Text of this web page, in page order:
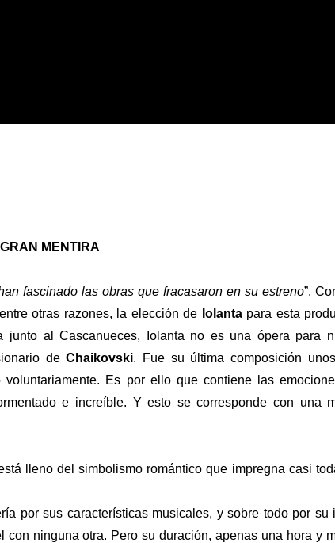
MENTIRA
fascinado las obras que fracasaron en su estreno”.
otras razones, la elección de Iolantapara esta
junto al Cascanueces, Iolanta no es una ópera para
deChaikovski. Fue su última composición
voluntariamente. Es por ello que contiene las
e increíble. Y esto se corresponde con una
lleno del simbolismo romántico que impregna casi
por sus características musicales, y sobre todo por su
con ninguna otra. Pero su duración, apenas una hora y